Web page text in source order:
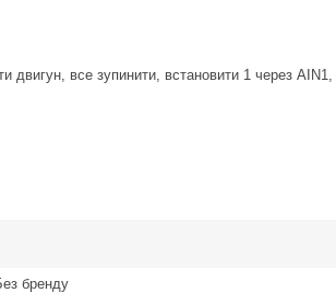
двигун, все зупинити, встановити 1 через
бренду